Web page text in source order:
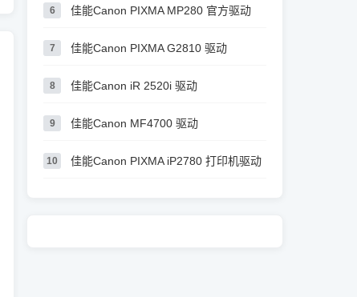
6 佳能Canon PIXMA MP280 官方驱动
7 佳能Canon PIXMA G2810 驱动
8 佳能Canon iR 2520i 驱动
9 佳能Canon MF4700 驱动
10 佳能Canon PIXMA iP2780 打印机驱动